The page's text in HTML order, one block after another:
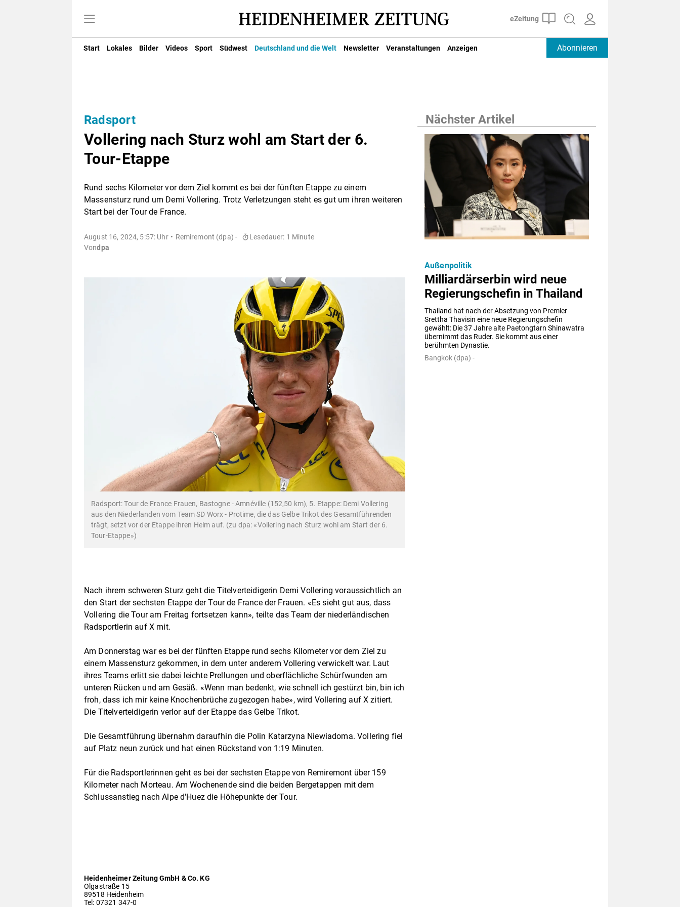
Start Lokales Bilder Videos Sport Südwest Deutschland und die Welt Newsletter Veranstaltungen Anzeigen Abonnieren
Radsport
Vollering nach Sturz wohl am Start der 6.
Tour-Etappe
Rund sechs Kilometer vor dem Ziel kommt es bei der fünften Etappe zu einem
Massensturz rund um Demi Vollering. Trotz Verletzungen steht es gut um ihren weiteren
Start bei der Tour de France.
August 16, 2024, 5:57: Uhr Remiremont (dpa) -
Lesedauer: 1 Minute
Vondpa
Radsport: Tour de France Frauen, Bastogne - Amnéville (152,50 km), 5. Etappe: Demi Vollering
aus den Niederlanden vom Team SD Worx - Protime, die das Gelbe Trikot des Gesamtführenden
trägt, setzt vor der Etappe ihren Helm auf. (zu dpa: «Vollering nach Sturz wohl am Start der 6.
Tour-Etappe»)
Nach ihrem schweren Sturz geht die Titelverteidigerin Demi Vollering voraussichtlich an
den Start der sechsten Etappe der Tour de France der Frauen. «Es sieht gut aus, dass
Vollering die Tour am Freitag fortsetzen kann», teilte das Team der niederländischen
Radsportlerin auf X mit.
Am Donnerstag war es bei der fünften Etappe rund sechs Kilometer vor dem Ziel zu
einem Massensturz gekommen, in dem unter anderem Vollering verwickelt war. Laut
ihres Teams erlitt sie dabei leichte Prellungen und oberflächliche Schürfwunden am
unteren Rücken und am Gesäß. «Wenn man bedenkt, wie schnell ich gestürzt bin, bin ich
froh, dass ich mir keine Knochenbrüche zugezogen habe», wird Vollering auf X zitiert.
Die Titelverteidigerin verlor auf der Etappe das Gelbe Trikot.
Die Gesamtführung übernahm daraufhin die Polin Katarzyna Niewiadoma. Vollering fiel
auf Platz neun zurück und hat einen Rückstand von 1:19 Minuten.
Für die Radsportlerinnen geht es bei der sechsten Etappe von Remiremont über 159
Kilometer nach Morteau. Am Wochenende sind die beiden Bergetappen mit dem
Schlussanstieg nach Alpe d'Huez die Höhepunkte der Tour.
Nächster Artikel
Milliardärserbin wird neue
Regierungschefin in Thailand
Thailand hat nach der Absetzung von Premier
Srettha Thavisin eine neue Regierungschefin
gewählt: Die 37 Jahre alte Paetongtarn Shinawatra
übernimmt das Ruder. Sie kommt aus einer
berühmten Dynastie.
Außenpolitik
Bangkok (dpa) -
Heidenheimer Zeitung GmbH & Co. KG
Olgastraße 15
89518 Heidenheim
Tel: 07321 347-0